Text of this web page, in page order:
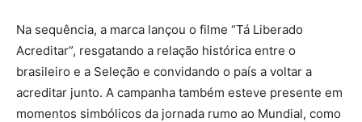
Na sequência, a marca lançou o filme “Tá Liberado
Acreditar”, resgatando a relação histórica entre o
brasileiro e a Seleção e convidando o país a voltar a
acreditar junto. A campanha também esteve presente em
momentos simbólicos da jornada rumo ao Mundial, como